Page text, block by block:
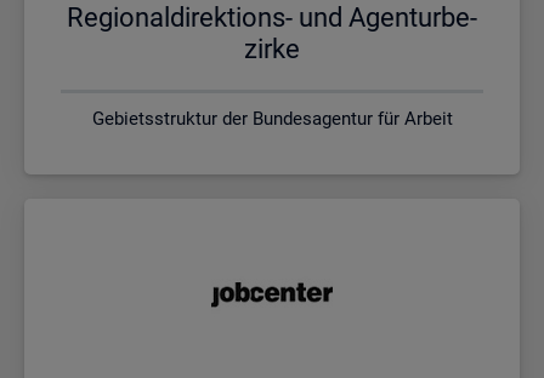
Re­gio­nal­di­rek­ti­ons- und Agen­tur­be­
zir­ke
Gebietsstruktur der Bundesagentur für Arbeit